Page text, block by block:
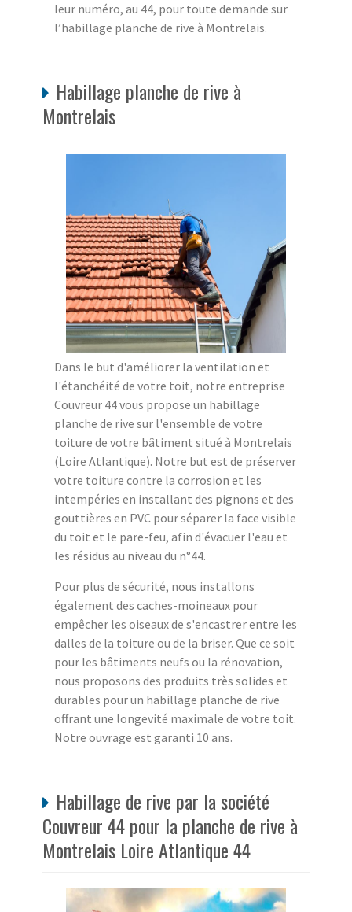
leur numéro, au 44, pour toute demande sur
l’habillage planche de rive à Montrelais.
Habillage planche de rive à
Montrelais
Dans le but d'améliorer la ventilation et
l'étanchéité de votre toit, notre entreprise
Couvreur 44 vous propose un habillage
planche de rive sur l'ensemble de votre
toiture de votre bâtiment situé à Montrelais
(Loire Atlantique). Notre but est de préserver
votre toiture contre la corrosion et les
intempéries en installant des pignons et des
gouttières en PVC pour séparer la face visible
du toit et le pare-feu, afin d'évacuer l'eau et
les résidus au niveau du n°44.
Pour plus de sécurité, nous installons
également des caches-moineaux pour
empêcher les oiseaux de s'encastrer entre les
dalles de la toiture ou de la briser. Que ce soit
pour les bâtiments neufs ou la rénovation,
nous proposons des produits très solides et
durables pour un habillage planche de rive
offrant une longevité maximale de votre toit.
Notre ouvrage est garanti 10 ans.
Habillage de rive par la société
Couvreur 44 pour la planche de rive à
Montrelais Loire Atlantique 44